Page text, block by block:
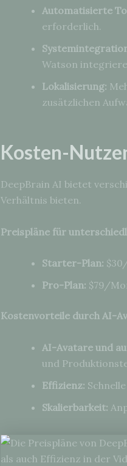
Automatisierte
erforderlich.
Watson
Lokalisierung:
zusätzlichen
Kosten-
DeepBrain AI bietet
Verhältnis bieten.
Preispläne für
Starter-Plan:
Pro-Plan: $79/
Kostenvorteile durch AI-
AI-Avatare und
und
Effizienz:
Skalierbarkeit: